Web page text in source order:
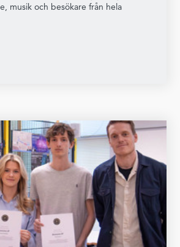
musik och besökare från hela